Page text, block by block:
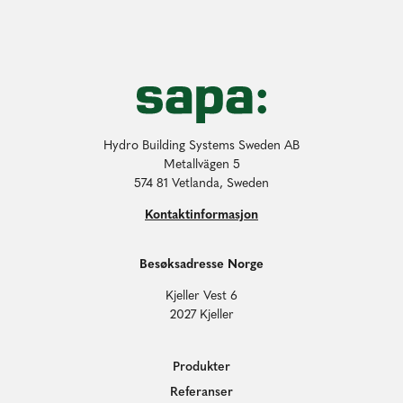
Hydro Building Systems Sweden AB
Metallvägen 5
574 81 Vetlanda, Sweden
Kontaktinformasjon
Besøksadresse Norge
Kjeller Vest 6
2027 Kjeller
Produkter
Referanser